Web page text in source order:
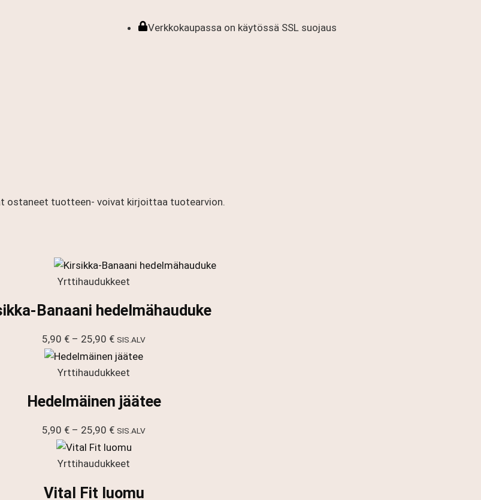
Verkkokaupassa on käytössä SSL suojaus
ostaneet tuotteen- voivat kirjoittaa tuotearvion.
Yrttihaudukkeet
Banaani hedelmähauduke
5,90 € – 25,90 €Hintaluokka:
5,90 €
-
SIS.ALV
Yrttihaudukkeet
Hedelmäinen jäätee
5,90 € – 25,90 €Hintaluokka:
5,90 €
-
SIS.ALV
Yrttihaudukkeet
Vital Fit luomu